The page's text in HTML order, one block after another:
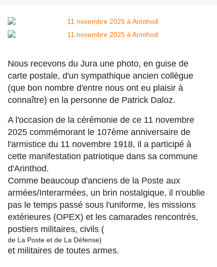
Nous recevons du Jura une photo, en guise de
carte postale, d'un sympathique ancien collègue
(que bon nombre d'entre nous ont eu plaisir à
connaître) en la personne de Patrick Daloz.
A l'occasion de la cérémonie de ce 11 novembre
2025 commémorant le 107ème anniversaire de
l'armistice du 11 novembre 1918, il a participé à
cette manifestation patriotique dans sa commune
d'Arinthod.
Comme beaucoup d'anciens de la Poste aux
armées/Interarmées, un brin nostalgique, il n'oublie
pas le temps passé sous l'uniforme, les missions
extérieures (OPEX) et les camarades rencontrés,
postiers militaires, civils (
de La Poste et de La Défense)
et militaires de toutes armes.